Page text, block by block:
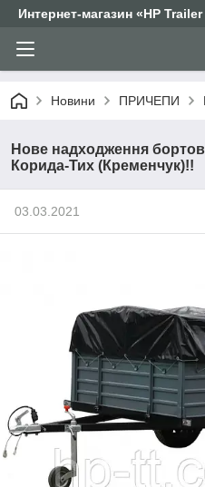
Интернет-магазин «HP
Новини ПРИЧЕПИ
Нове надходження
Корида-Тих (Кременчук)!!
03.03.2021